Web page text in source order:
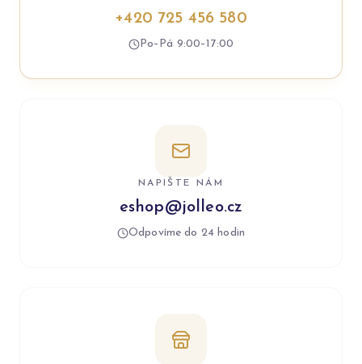
+420 725 456 580
Po–Pá 9:00–17:00
NAPIŠTE NÁM
eshop@jolleo.cz
Odpovíme do 24 hodin